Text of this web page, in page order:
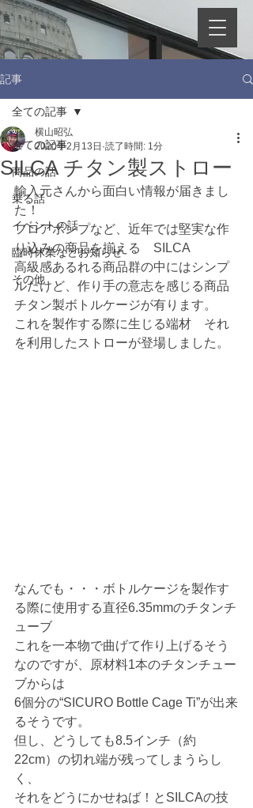
記事
全ての記事
商品の話
乗る話
イベントの話
臨時休業などお知らせ
その他
全ての記事
SILCA チタン製ストロー
横山昭弘
2020年2月13日 読了時間: 1分
輸入元さんから面白い情報が届きまし
た！
フロアポンプなど、近年では堅実な作
り込みの商品を揃える　SILCA
高級感あるれる商品群の中にはシンプ
ルだけど、作り手の意志を感じる商品
チタン製ボトルケージが有ります。
これを製作する際に生じる端材　それ
を利用したストローが登場しました。
なんでも・・・ボトルケージを製作す
る際に使用する直径6.35mmのチタンチ
ューブ
これを一本物で曲げて作り上げるそう
なのですが、原材料1本のチタンチュー
ブからは
6個分の“SICURO Bottle Cage Ti”が出来
るそうです。
但し、どうしても8.5インチ（約
22cm）の切れ端が残ってしまうらし
く、
それをどうにかせねば！とSILCAの技